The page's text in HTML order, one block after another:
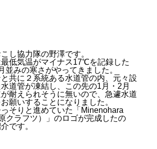
ー
し協力隊の野澤です。
低気温がマイナス17℃を記録した
並みの寒さがやってきました。
共に２系統ある水道管の内、元々設
道管が凍結し、この先の1月・2月
耐えられそうに無いので、急遽水道
願いすることになりました。
そりと進めていた「Minenohara
クラフツ）」のロゴが完成したの
です。